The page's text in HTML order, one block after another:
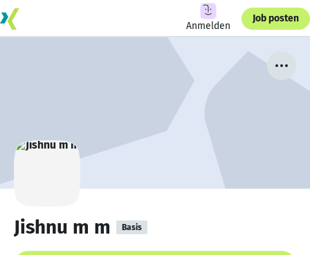
Anmelden
Job posten
Jishnu m m Basis